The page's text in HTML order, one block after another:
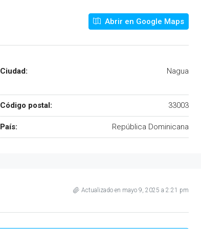
Abrir en Google Maps
Ciudad: Nagua
Código postal: 33003
País: República Dominicana
Actualizado en mayo 9, 2025 a 2:21 pm